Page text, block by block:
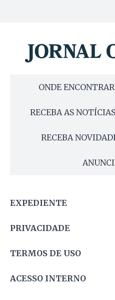
ONDE
RECEBA AS
RECEBA
EXPEDIENTE
PRIVACIDADE
TERMOS DE USO
ACESSO INTERNO